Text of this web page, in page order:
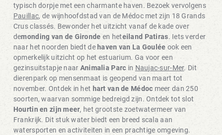
typisch dorpje met een charmante haven. Bezoek vervolgens
Pauillac, de wijnhoofdstad van de Médoc met zijn 18 Grands
Crus classés. Bewonder het uitzicht vanaf de kade over
demonding van de Gironde en heteiland Patiras. Iets verder
naar het noorden biedt de haven van La Goulée ook een
opmerkelijk uitzicht op het estuarium. Ga voor een
gezinsuitstapje naar Animalia Parc in Naujac-sur-Mer. Dit
dierenpark op mensenmaat is geopend van maart tot
november. Ontdek in het hart van de Médoc meer dan 250
soorten, waarvan sommige bedreigd zijn. Ontdek tot slot
Hourtin en zijn meer, het grootste zoetwatermeer van
Frankrijk. Dit stuk water biedt een breed scala aan
watersporten en activiteiten in een prachtige omgeving.